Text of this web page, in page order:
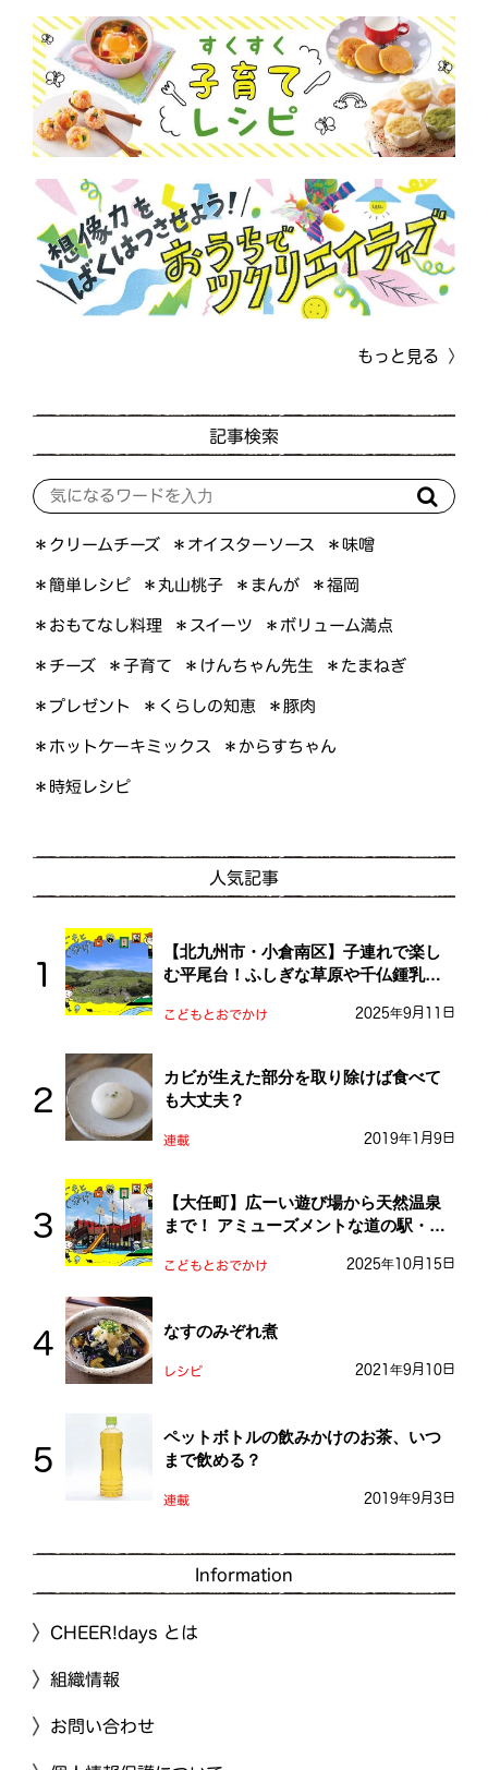
もっと見る
記事検索
＊クリームチーズ ＊オイスターソース ＊味噌
＊簡単レシピ ＊丸山桃子 ＊まんが ＊福岡
＊おもてなし料理 ＊スイーツ ＊ボリューム満点
＊チーズ ＊子育て ＊けんちゃん先生 ＊たまねぎ
＊プレゼント ＊くらしの知恵 ＊豚肉
＊ホットケーキミックス ＊からすちゃん
＊時短レシピ
人気記事
【北九州市・小倉南区】子連れで楽し
む平尾台！ふしぎな草原や千仏鍾乳洞
こどもとおでかけ 2025年9月11日
カビが生えた部分を取り除けば食べて
も大丈夫？
連載 2019年1月9日
【大任町】広ーい遊び場から天然温泉
まで！ アミューズメントな道の駅・お
こどもとおでかけ 2025年10月15日
なすのみぞれ煮
レシピ 2021年9月10日
ペットボトルの飲みかけのお茶、いつ
まで飲める？
連載 2019年9月3日
Information
CHEER!days とは
組織情報
お問い合わせ